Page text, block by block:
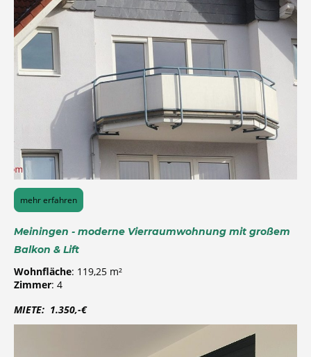
mehr erfahren
Meiningen - moderne Vierraumwohnung mit großem
Balkon & Lift
Wohnfläche: 119,25 m²
Zimmer: 4
MIETE: 1.350,-€